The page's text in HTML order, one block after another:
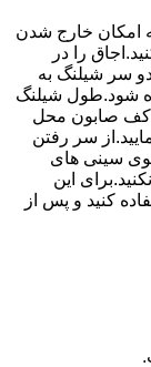
امکان خارج شدن
را در
سر شیلنگ به
شود.طول شیلنگ
با کف صابون محل
سر رفتن
سینی های
این
کنید و پس از